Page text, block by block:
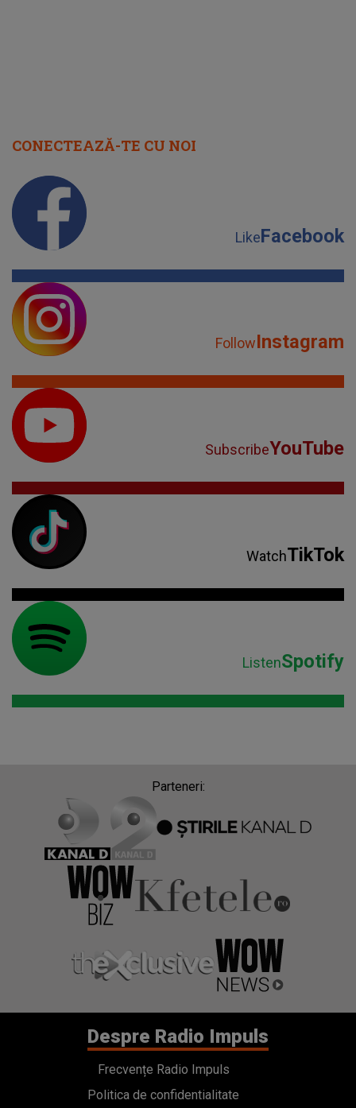
CONECTEAZĂ-TE CU NOI
LikeFacebook
FollowInstagram
SubscribeYouTube
WatchTikTok
ListenSpotify
Parteneri:
Despre Radio Impuls
Frecvențe Radio Impuls
Politica de confidentialitate